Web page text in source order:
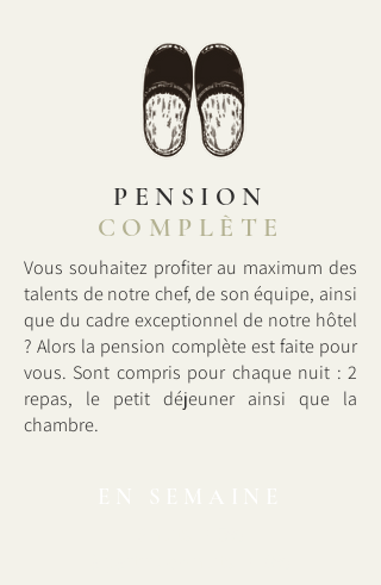
PENSION
COMPLÈTE
Vous souhaitez profiter au maximum des
talents de notre chef, de son équipe, ainsi
que du cadre exceptionnel de notre hôtel
? Alors la pension complète est faite pour
vous. Sont compris pour chaque nuit : 2
repas, le petit déjeuner ainsi que la
chambre.